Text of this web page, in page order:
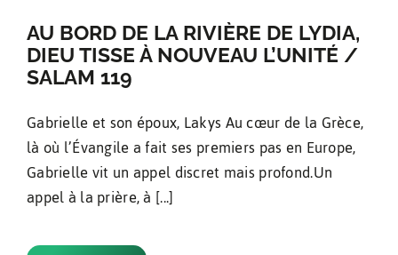
AU BORD DE LA RIVIÈRE DE LYDIA,
DIEU TISSE À NOUVEAU L’UNITÉ /
SALAM 119
Gabrielle et son époux, Lakys Au cœur de la Grèce,
là où l’Évangile a fait ses premiers pas en Europe,
Gabrielle vit un appel discret mais profond.Un
appel à la prière, à [...]